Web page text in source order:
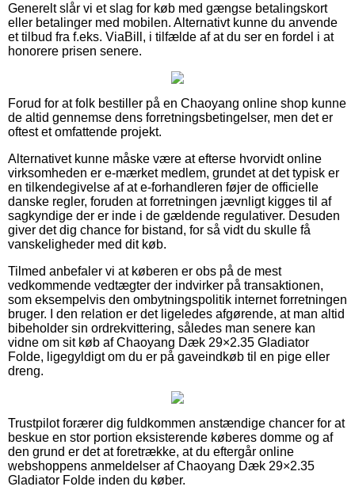
Generelt slår vi et slag for køb med gængse betalingskort
eller betalinger med mobilen. Alternativt kunne du anvende
et tilbud fra f.eks. ViaBill, i tilfælde af at du ser en fordel i at
honorere prisen senere.
Forud for at folk bestiller på en Chaoyang online shop kunne
de altid gennemse dens forretningsbetingelser, men det er
oftest et omfattende projekt.
Alternativet kunne måske være at efterse hvorvidt online
virksomheden er e-mærket medlem, grundet at det typisk er
en tilkendegivelse af at e-forhandleren føjer de officielle
danske regler, foruden at forretningen jævnligt kigges til af
sagkyndige der er inde i de gældende regulativer. Desuden
giver det dig chance for bistand, for så vidt du skulle få
vanskeligheder med dit køb.
Tilmed anbefaler vi at køberen er obs på de mest
vedkommende vedtægter der indvirker på transaktionen,
som eksempelvis den ombytningspolitik internet forretningen
bruger. I den relation er det ligeledes afgørende, at man altid
bibeholder sin ordrekvittering, således man senere kan
vidne om sit køb af Chaoyang Dæk 29×2.35 Gladiator
Folde, ligegyldigt om du er på gaveindkøb til en pige eller
dreng.
Trustpilot forærer dig fuldkommen anstændige chancer for at
beskue en stor portion eksisterende køberes domme og af
den grund er det at foretrække, at du eftergår online
webshoppens anmeldelser af Chaoyang Dæk 29×2.35
Gladiator Folde inden du køber.